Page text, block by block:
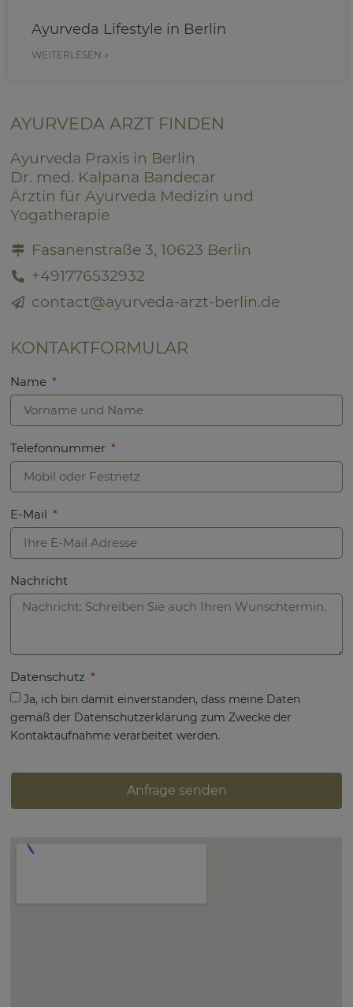
Ayurveda Lifestyle in Berlin
WEITERLESEN »
AYURVEDA ARZT FINDEN
Ayurveda Praxis in Berlin
Dr. med. Kalpana Bandecar
Ärztin für Ayurveda Medizin und
Yogatherapie
Fasanenstraße 3, 10623 Berlin
+491776532932
contact@ayurveda-arzt-berlin.de
KONTAKTFORMULAR
Name
Telefonnummer
E-Mail
Nachricht
Datenschutz
Ja, ich bin damit einverstanden, dass meine Daten
gemäß der Datenschutzerklärung zum Zwecke der
Kontaktaufnahme verarbeitet werden.
Anfrage senden